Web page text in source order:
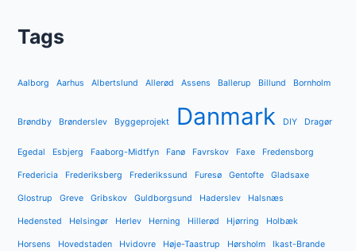
Tags
Aalborg Aarhus Albertslund Allerød Assens Ballerup Billund Bornholm
Brøndby Brønderslev Byggeprojekt Danmark DIY Dragør
Egedal Esbjerg Faaborg-Midtfyn Fanø Favrskov Faxe Fredensborg
Fredericia Frederiksberg Frederikssund Furesø Gentofte Gladsaxe
Glostrup Greve Gribskov Guldborgsund Haderslev Halsnæs
Hedensted Helsingør Herlev Herning Hillerød Hjørring Holbæk
Horsens Hovedstaden Hvidovre Høje-Taastrup Hørsholm Ikast-Brande